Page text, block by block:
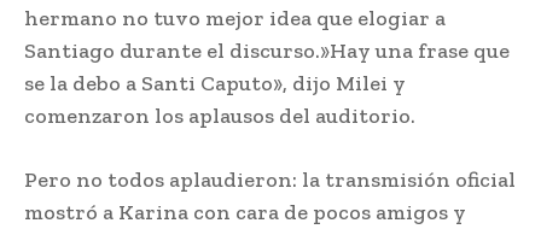
hermano no tuvo mejor idea que elogiar a
Santiago durante el discurso.»Hay una frase que
se la debo a Santi Caputo», dijo Milei y
comenzaron los aplausos del auditorio.
Pero no todos aplaudieron: la transmisión oficial
mostró a Karina con cara de pocos amigos y